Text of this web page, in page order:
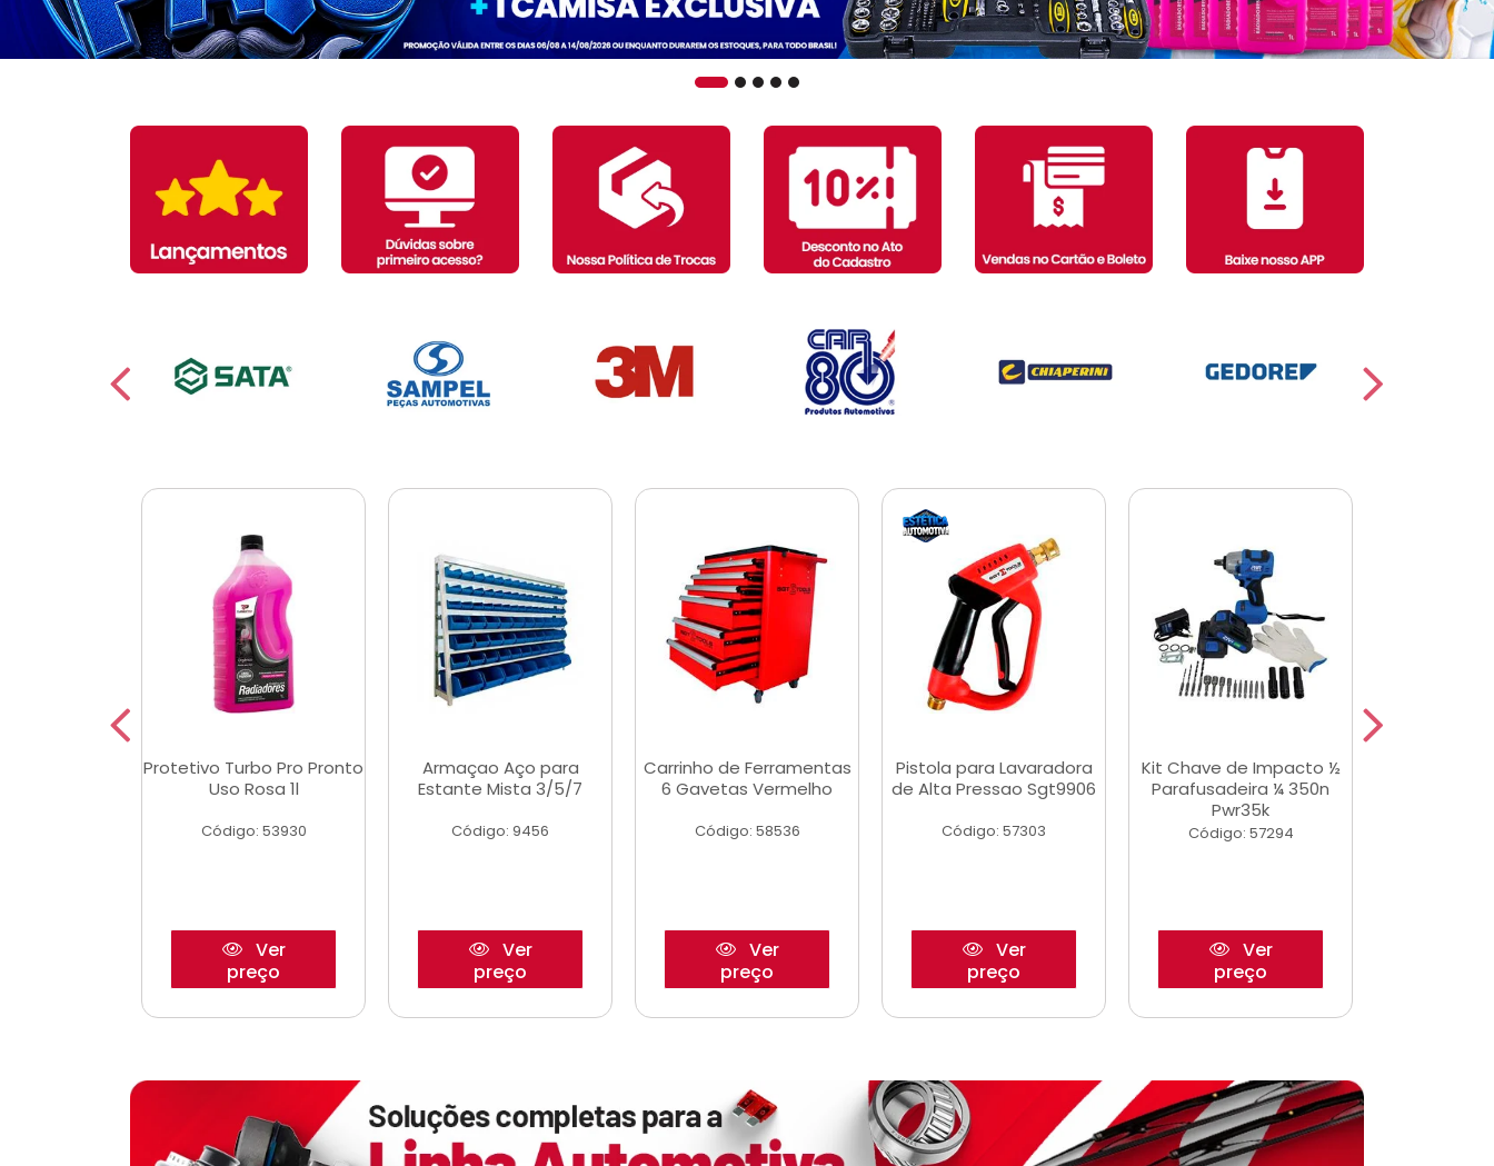
Protetivo Turbo Pro Pronto
Uso Rosa 1l
Código: 53930
Ver
preço
Armaçao Aço para
Estante Mista 3/5/7
Código: 9456
Ver
preço
Carrinho de Ferramentas
6 Gavetas Vermelho
Código: 58536
Ver
preço
Pistola para Lavaradora
de Alta Pressao Sgt9906
Código: 57303
Ver
preço
Kit Chave de Impacto ½
Parafusadeira ¼ 350n
Pwr35k
Código: 57294
Ver
preço